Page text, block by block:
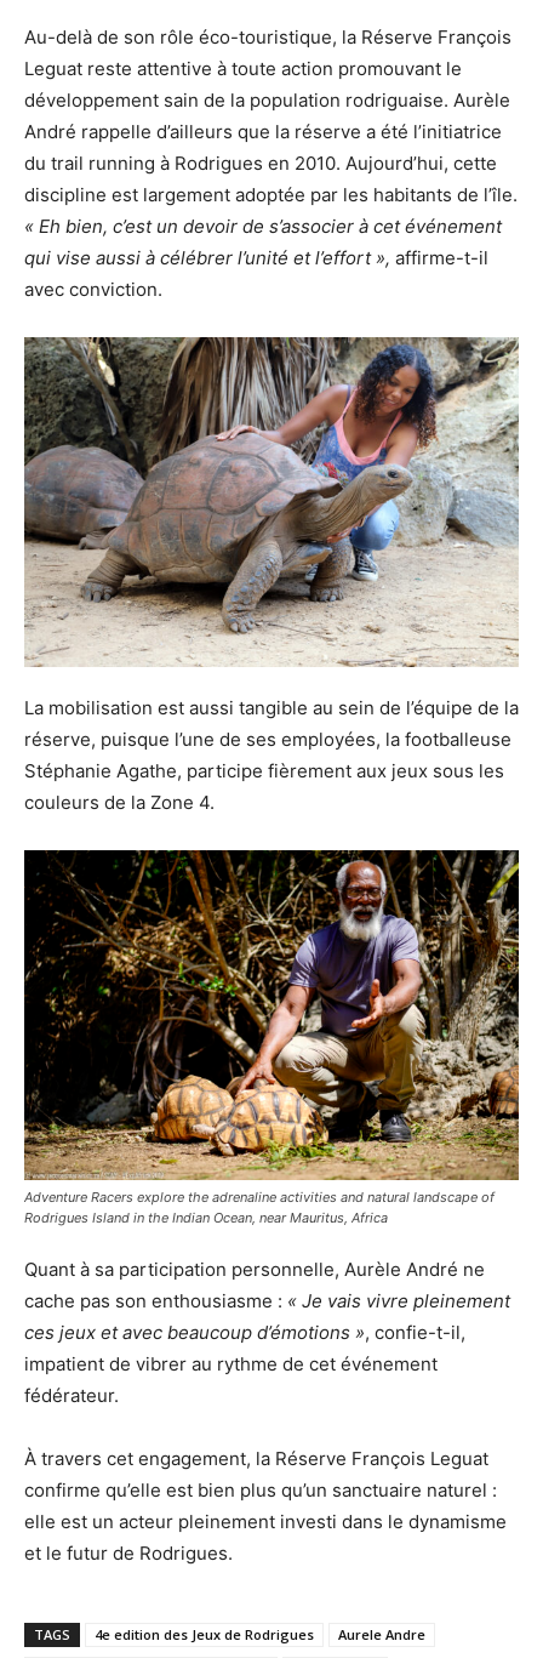
Au-delà de son rôle éco-touristique, la Réserve François
Leguat reste attentive à toute action promouvant le
développement sain de la population rodriguaise. Aurèle
André rappelle d’ailleurs que la réserve a été l’initiatrice
du trail running à Rodrigues en 2010. Aujourd’hui, cette
discipline est largement adoptée par les habitants de l’île.
« Eh bien, c’est un devoir de s’associer à cet événement
qui vise aussi à célébrer l’unité et l’effort », affirme-t-il
avec conviction.
La mobilisation est aussi tangible au sein de l’équipe de la
réserve, puisque l’une de ses employées, la footballeuse
Stéphanie Agathe, participe fièrement aux jeux sous les
couleurs de la Zone 4.
Adventure Racers explore the adrenaline activities and natural landscape of
Rodrigues Island in the Indian Ocean, near Mauritus, Africa
Quant à sa participation personnelle, Aurèle André ne
cache pas son enthousiasme : « Je vais vivre pleinement
ces jeux et avec beaucoup d’émotions », confie-t-il,
impatient de vibrer au rythme de cet événement
fédérateur.
À travers cet engagement, la Réserve François Leguat
confirme qu’elle est bien plus qu’un sanctuaire naturel :
elle est un acteur pleinement investi dans le dynamisme
et le futur de Rodrigues.
TAGS 4e edition des Jeux de Rodrigues
Aurele Andre